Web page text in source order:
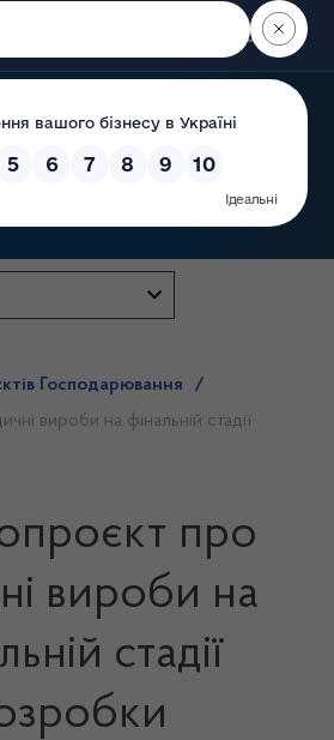
Пошук
Господарювання
/
вироби на фінальній стадії
про
вироби на
стадії